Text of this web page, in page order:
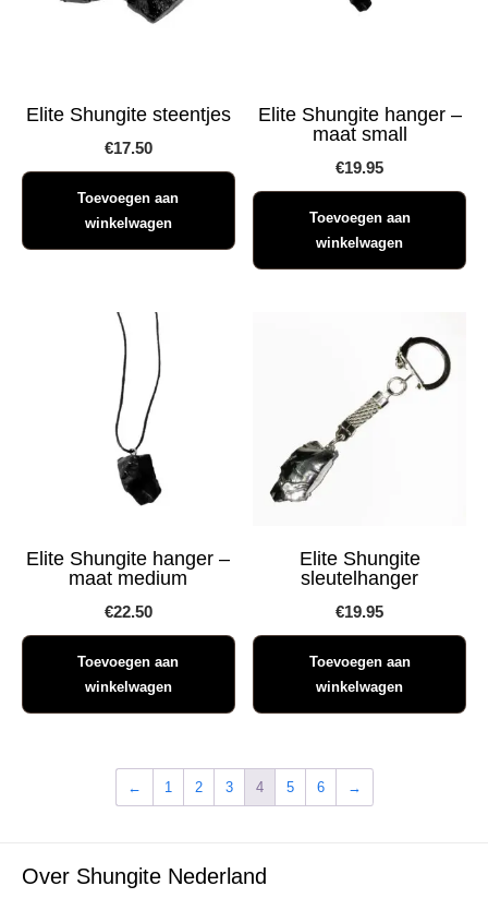
Elite Shungite steentjes
€17.50
Toevoegen aan
winkelwagen
Elite Shungite hanger –
maat small
€19.95
Toevoegen aan
winkelwagen
Elite Shungite hanger –
maat medium
€22.50
Toevoegen aan
winkelwagen
Elite Shungite
sleutelhanger
€19.95
Toevoegen aan
winkelwagen
← 1 2 3 4 5 6 →
Over Shungite Nederland